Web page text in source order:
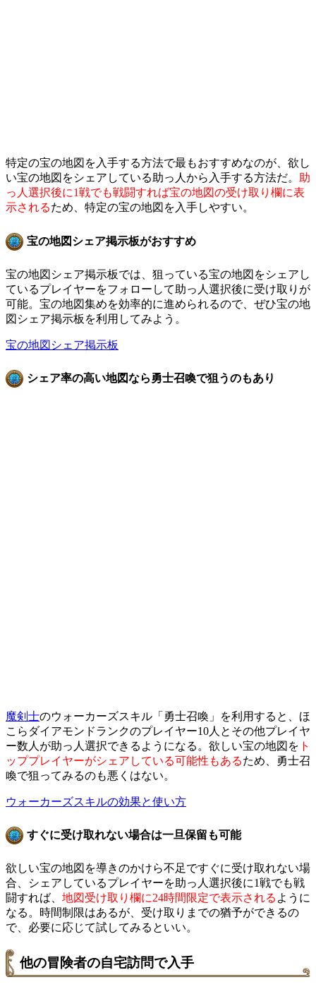
特定の宝の地図を入手する方法で最もおすすめなのが、欲し
い宝の地図をシェアしている助っ人から入手する方法だ。
助
っ人選択後に1戦でも戦闘すれば宝の地図の受け取り欄に表
示されるため、特定の宝の地図を入手しやすい。
宝の地図シェア掲示板がおすすめ
宝の地図シェア掲示板では、狙っている宝の地図をシェアし
ているプレイヤーをフォローして助っ人選択後に受け取りが
可能。宝の地図集めを効率的に進められるので、ぜひ宝の地
図シェア掲示板を利用してみよう。
宝の地図シェア掲示板
シェア率の高い地図なら勇士召喚で狙うのもあり
魔剣士のウォーカーズスキル「勇士召喚」を利用すると、ほ
こらダイアモンドランクのプレイヤー10人とその他プレイヤ
ー数人が助っ人選択できるようになる。欲しい宝の地図を ト
ッププレイヤーがシェアしている可能性もあるため、勇士召
喚で狙ってみるのも悪くはない。
ウォーカーズスキルの効果と使い方
すぐに受け取れない場合は一旦保留も可能
欲しい宝の地図を導きのかけら不足ですぐに受け取れない場
合、シェアしているプレイヤーを助っ人選択後に1戦でも戦
闘すれば、 地図受け取り欄に24時間限定で表示される ように
なる。時間制限はあるが、受け取りまでの猶予ができるの
で、必要に応じて試してみるといい。
他の冒険者の自宅訪問で入手